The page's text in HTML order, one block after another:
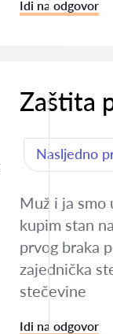
Idi na odgovor
Zaštita
Nasljedno
Muž i ja smo
kupim stan
prvog braka
zajednička
stečevine
Idi na odgovor